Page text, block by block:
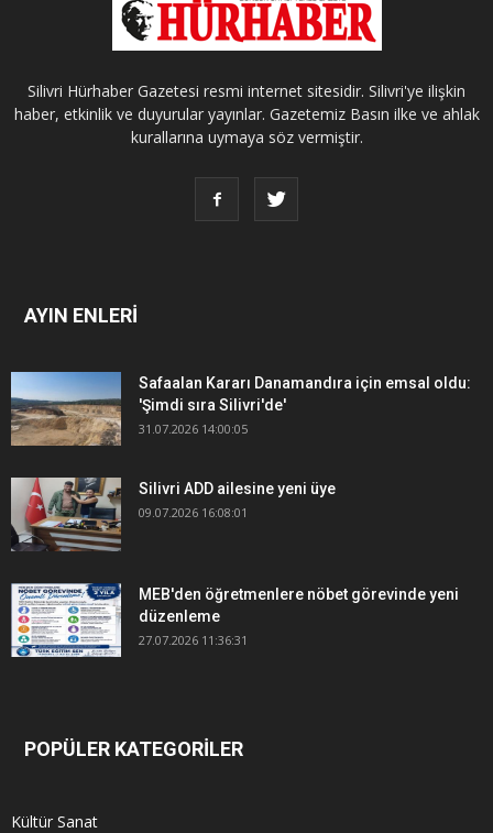
Silivri Hürhaber Gazetesi resmi internet sitesidir. Silivri'ye ilişkin
haber, etkinlik ve duyurular yayınlar. Gazetemiz Basın ilke ve ahlak
kurallarına uymaya söz vermiştir.
AYIN ENLERİ
Safaalan Kararı Danamandıra için emsal oldu:
'Şimdi sıra Silivri'de'
31.07.2026 14:00:05
Silivri ADD ailesine yeni üye
09.07.2026 16:08:01
MEB'den öğretmenlere nöbet görevinde yeni
düzenleme
27.07.2026 11:36:31
POPÜLER KATEGORİLER
Kültür Sanat